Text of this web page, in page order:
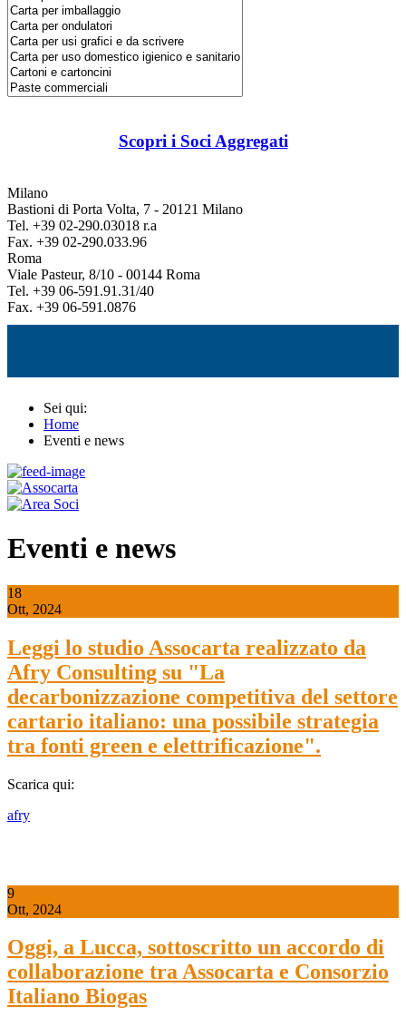
Scopri i Soci Aggregati
Milano
Bastioni di Porta Volta, 7 - 20121 Milano
Tel. +39 02-290.03018 r.a
Fax. +39 02-290.033.96
Roma
Viale Pasteur, 8/10 - 00144 Roma
Tel. +39 06-591.91.31/40
Fax. +39 06-591.0876
Sei qui:
Home
Eventi e news
Eventi e news
18
Ott, 2024
Leggi lo studio Assocarta realizzato da
Afry Consulting su "La
decarbonizzazione competitiva del settore
cartario italiano: una possibile strategia
tra fonti green e elettrificazione".
Scarica qui:
afry
9
Ott, 2024
Oggi, a Lucca, sottoscritto un accordo di
collaborazione tra Assocarta e Consorzio
Italiano Biogas